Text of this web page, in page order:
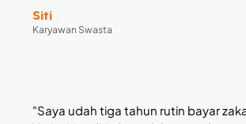
Siti
Karyawan Swasta
"Saya udah tiga tahun rutin bayar